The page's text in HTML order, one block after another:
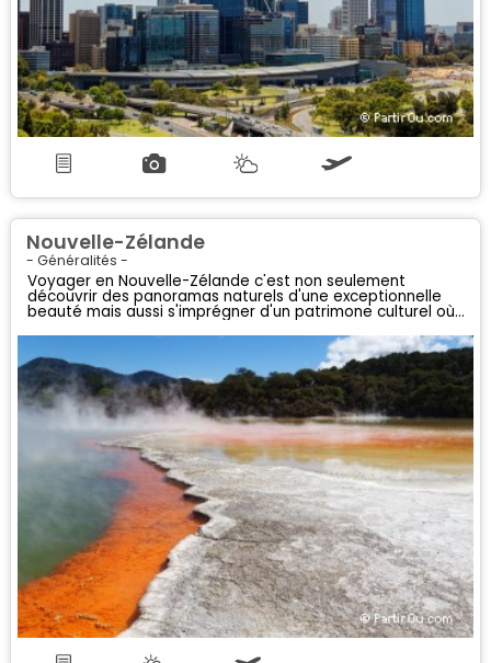
Nouvelle-Zélande
- Généralités -
Voyager en Nouvelle-Zélande c'est non seulement
découvrir des panoramas naturels d'une exceptionnelle
beauté mais aussi s'imprégner d'un patrimone culturel où
se mèlent culture occidentale et traditions maories
ancestrales !